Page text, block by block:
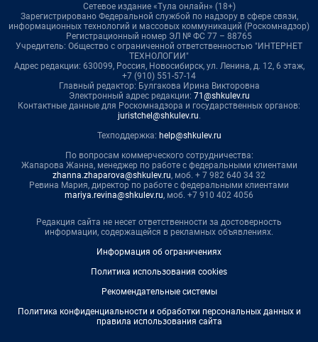
Сетевое издание «Тула онлайн» (18+)
Зарегистрировано Федеральной службой по надзору в сфере связи,
информационных технологий и массовых коммуникаций (Роскомнадзор)
Регистрационный номер ЭЛ № ФС 77 – 88765
Учредитель: Общество с ограниченной ответственностью "ИНТЕРНЕТ
ТЕХНОЛОГИИ"
Адрес редакции: 630099, Россия, Новосибирск, ул. Ленина, д. 12, 6 этаж,
+7 (910) 551-57-14
Главный редактор: Булгакова Ирина Викторовна
Электронный адрес редакции: 71@shkulev.ru
Контактные данные для Роскомнадзора и государственных органов:
juristchel@shkulev.ru.
Техподдержка: help@shkulev.ru
По вопросам коммерческого сотрудничества:
Жапарова Жанна, менеджер по работе с федеральными клиентами
zhanna.zhaparova@shkulev.ru, моб. + 7 982 640 34 32
Ревина Мария, директор по работе с федеральными клиентами
mariya.revina@shkulev.ru, моб. +7 910 402 4056
Редакция сайта не несет ответственности за достоверность
информации, содержащейся в рекламных объявлениях.
Информация об ограничениях
Политика использования cookies
Рекомендательные системы
Политика конфиденциальности и обработки персональных данных и
правила использования сайта